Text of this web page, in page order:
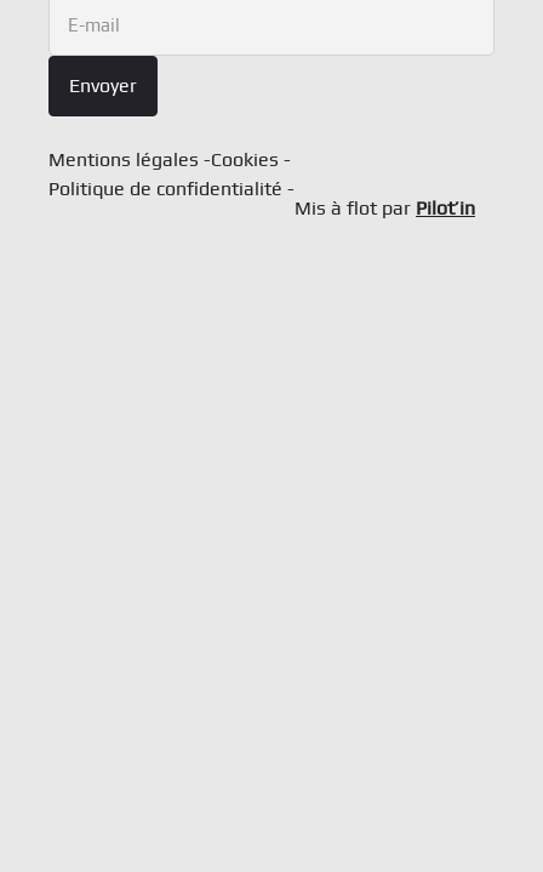
E-mail
Envoyer
Mentions légales
Cookies
Politique de confidentialité
Mis à flot par Pilot’in